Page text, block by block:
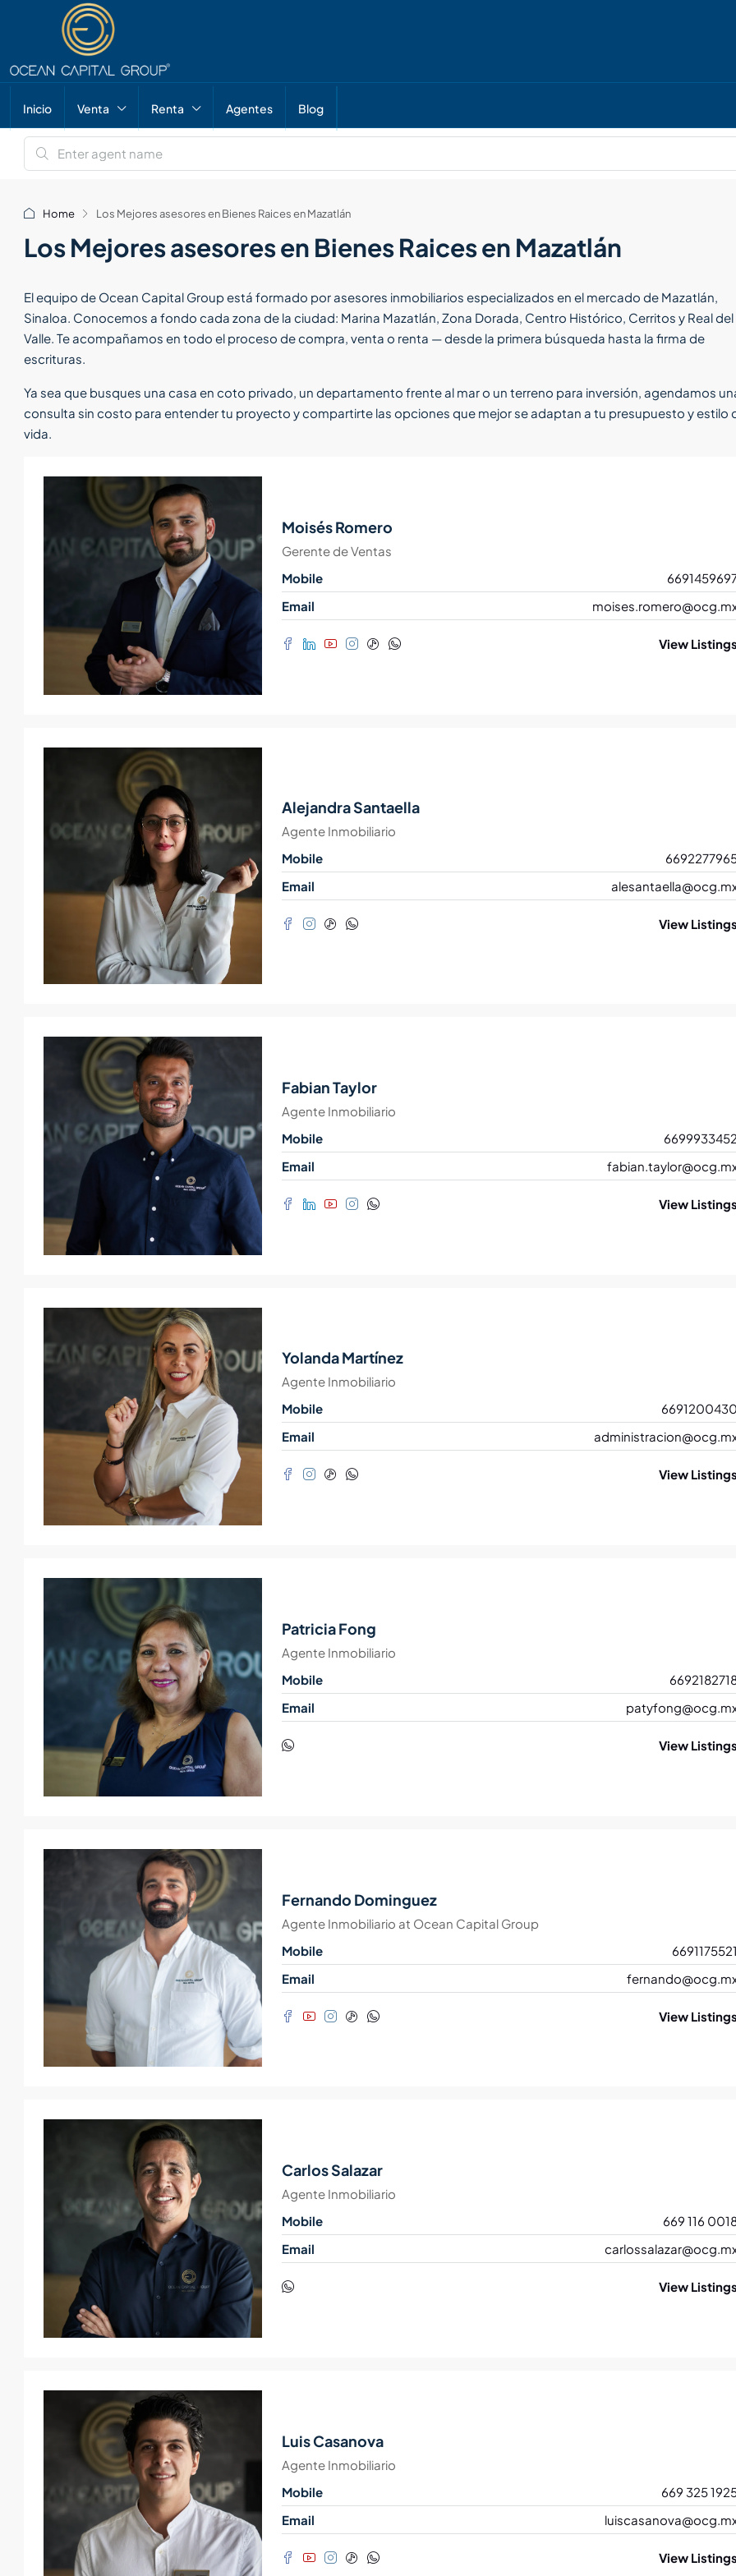
Inicio Venta Renta Agentes Blog
Home Los Mejores asesores en Bienes Raices en Mazatlán
Los Mejores asesores en Bienes Raices en Mazatlán
El equipo de Ocean Capital Group está formado por asesores inmobiliarios especializados en el mercado de Mazatlán,
Sinaloa. Conocemos a fondo cada zona de la ciudad: Marina Mazatlán, Zona Dorada, Centro Histórico, Cerritos y Real del
Valle. Te acompañamos en todo el proceso de compra, venta o renta — desde la primera búsqueda hasta la firma de
escrituras.
Ya sea que busques una casa en coto privado, un departamento frente al mar o un terreno para inversión, agendamos
consulta sin costo para entender tu proyecto y compartirte las opciones que mejor se adaptan a tu presupuesto y estilo
vida.
Moisés Romero
Gerente de Ventas
Mobile
Email
View Listings
Alejandra Santaella
Agente Inmobiliario
Mobile
Email
View Listings
Fabian Taylor
Agente Inmobiliario
Mobile
6699933452
Email
View Listings
Yolanda Martínez
Agente Inmobiliario
Mobile
6691200430
Email
View Listings
Patricia Fong
Agente Inmobiliario
Mobile
Email
View Listings
Fernando Dominguez
Agente Inmobiliario at Ocean Capital Group
Mobile
6691175521
Email
View Listings
Carlos Salazar
Agente Inmobiliario
Mobile
669 116
Email
View Listings
Luis Casanova
Agente Inmobiliario
Mobile
669 325
Email
View Listings